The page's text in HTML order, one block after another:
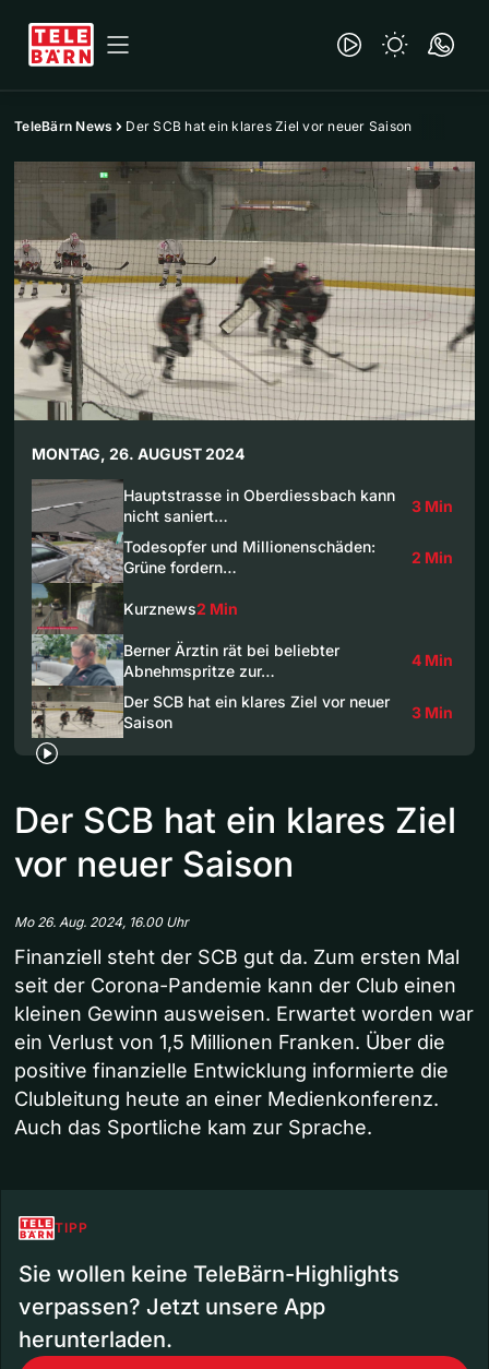
TeleBärn News Der SCB hat ein klares Ziel vor neuer Saison
MONTAG, 26. AUGUST 2024
Hauptstrasse in Oberdiessbach kann
nicht saniert…
3 Min
Todesopfer und Millionenschäden:
Grüne fordern…
2 Min
Kurznews2 Min
Berner Ärztin rät bei beliebter
Abnehmspritze zur…
4 Min
Der SCB hat ein klares Ziel vor neuer
Saison
3 Min
Der SCB hat ein klares Ziel
vor neuer Saison
Mo 26. Aug. 2024, 16.00 Uhr
Finanziell steht der SCB gut da. Zum ersten Mal
seit der Corona-Pandemie kann der Club einen
kleinen Gewinn ausweisen. Erwartet worden war
ein Verlust von 1,5 Millionen Franken. Über die
positive finanzielle Entwicklung informierte die
Clubleitung heute an einer Medienkonferenz.
Auch das Sportliche kam zur Sprache.
TIPP
Sie wollen keine TeleBärn-Highlights
verpassen? Jetzt unsere App
herunterladen.